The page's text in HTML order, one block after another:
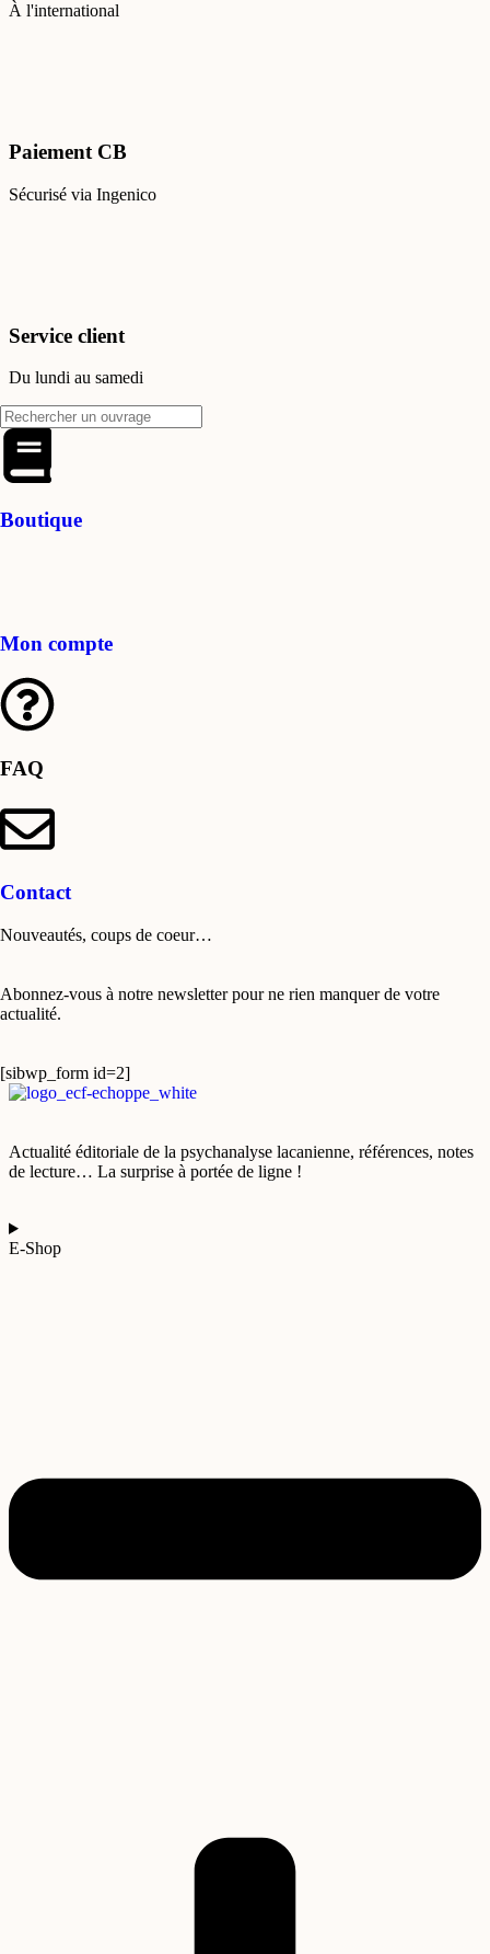
À l'international
Paiement CB
Sécurisé via Ingenico
Service client
Du lundi au samedi
Boutique
Mon compte
FAQ
Contact
Nouveautés, coups de coeur…
Abonnez-vous à notre newsletter pour ne rien manquer de votre
actualité.
[sibwp_form id=2]
Actualité éditoriale de la psychanalyse lacanienne, références, notes
de lecture… La surprise à portée de ligne !
E-Shop